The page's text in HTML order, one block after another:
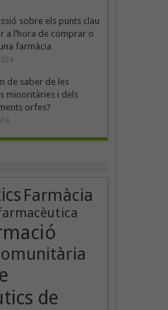
sobre els punts clau
a l’hora de comprar o
farmàcia
de saber de les
minoritàries i dels
orfes?
Farmàcia
de